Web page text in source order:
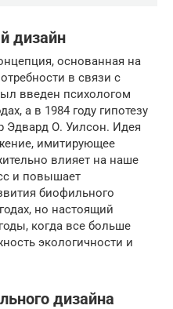
дизайн
основанная на
в связи с
введен психологом
а в 1984 году гипотезу
Эдвард О. Уилсон. Идея
имитирующее
влияет на наше
и повышает
биофильного
но настоящий
когда все больше
экологичности и
дизайна